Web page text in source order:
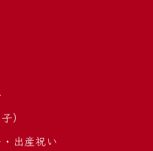
）
出産祝い